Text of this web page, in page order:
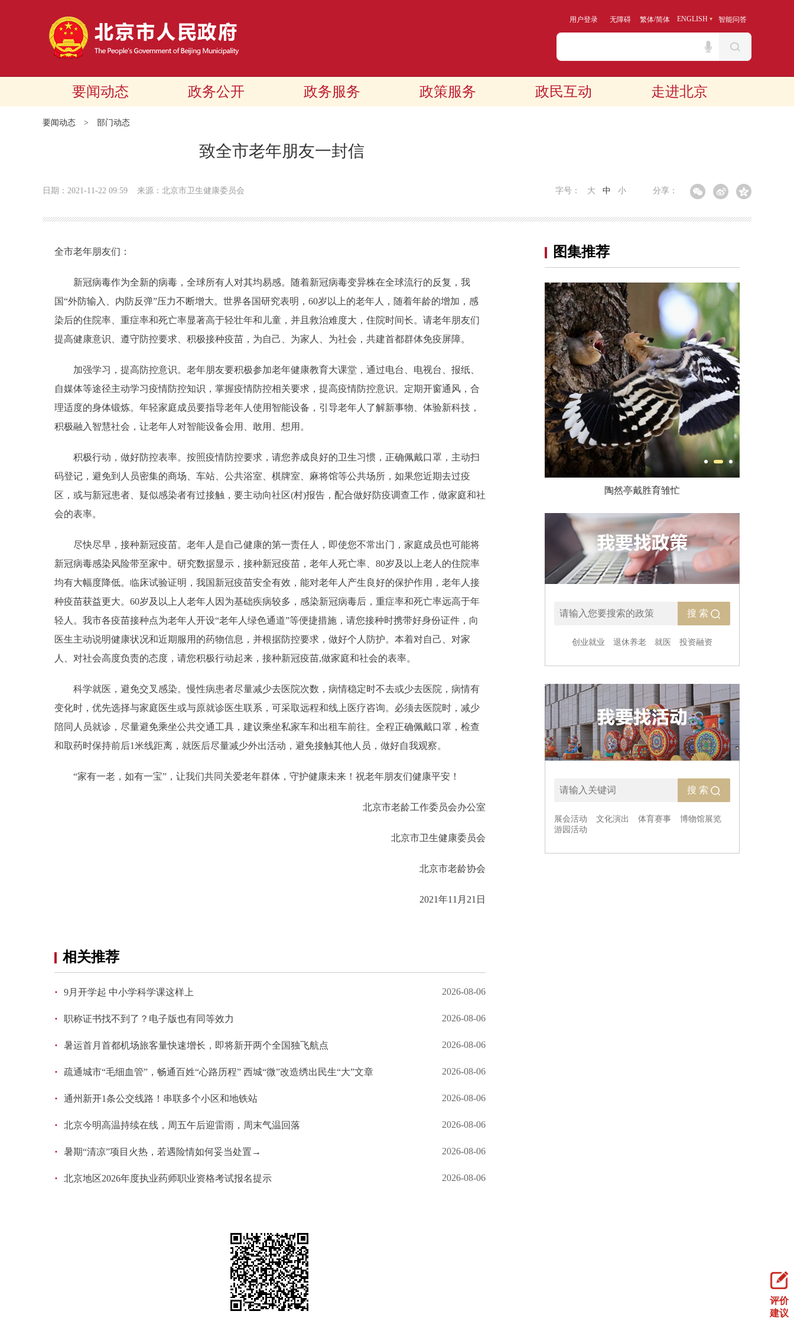
用户登录 无障碍 繁体/简体 ENGLISH 智能问答
要闻动态 政务公开 政务服务 政策服务 政民互动 走进北京
要闻动态 > 部门动态
致全市老年朋友一封信
日期：2021-11-22 09:59 来源：北京市卫生健康委员会 分享：
字号： 大 中 小
全市老年朋友们：
新冠病毒作为全新的病毒，全球所有人对其均易感。随着新冠病毒变异株在全球流行的反复，我
国“外防输入、内防反弹”压力不断增大。世界各国研究表明，60岁以上的老年人，随着年龄的增加，感
染后的住院率、重症率和死亡率显著高于轻壮年和儿童，并且救治难度大，住院时间长。请老年朋友们
提高健康意识、遵守防控要求、积极接种疫苗，为自己、为家人、为社会，共建首都群体免疫屏障。
加强学习，提高防控意识。老年朋友要积极参加老年健康教育大课堂，通过电台、电视台、报纸、
自媒体等途径主动学习疫情防控知识，掌握疫情防控相关要求，提高疫情防控意识。定期开窗通风，合
理适度的身体锻炼。年轻家庭成员要指导老年人使用智能设备，引导老年人了解新事物、体验新科技，
积极融入智慧社会，让老年人对智能设备会用、敢用、想用。
积极行动，做好防控表率。按照疫情防控要求，请您养成良好的卫生习惯，正确佩戴口罩，主动扫
码登记，避免到人员密集的商场、车站、公共浴室、棋牌室、麻将馆等公共场所，如果您近期去过疫
区，或与新冠患者、疑似感染者有过接触，要主动向社区(村)报告，配合做好防疫调查工作，做家庭和社
会的表率。
尽快尽早，接种新冠疫苗。老年人是自己健康的第一责任人，即使您不常出门，家庭成员也可能将
新冠病毒感染风险带至家中。研究数据显示，接种新冠疫苗，老年人死亡率、80岁及以上老人的住院率
均有大幅度降低。临床试验证明，我国新冠疫苗安全有效，能对老年人产生良好的保护作用，老年人接
种疫苗获益更大。60岁及以上人老年人因为基础疾病较多，感染新冠病毒后，重症率和死亡率远高于年
轻人。我市各疫苗接种点为老年人开设“老年人绿色通道”等便捷措施，请您接种时携带好身份证件，向
医生主动说明健康状况和近期服用的药物信息，并根据防控要求，做好个人防护。本着对自己、对家
人、对社会高度负责的态度，请您积极行动起来，接种新冠疫苗,做家庭和社会的表率。
科学就医，避免交叉感染。慢性病患者尽量减少去医院次数，病情稳定时不去或少去医院，病情有
变化时，优先选择与家庭医生或与原就诊医生联系，可采取远程和线上医疗咨询。必须去医院时，减少
陪同人员就诊，尽量避免乘坐公共交通工具，建议乘坐私家车和出租车前往。全程正确佩戴口罩，检查
和取药时保持前后1米线距离，就医后尽量减少外出活动，避免接触其他人员，做好自我观察。
“家有一老，如有一宝”，让我们共同关爱老年群体，守护健康未来！祝老年朋友们健康平安！
北京市老龄工作委员会办公室
北京市卫生健康委员会
北京市老龄协会
2021年11月21日
相关推荐
· 9月开学起 中小学科学课这样上 2026-08-06
· 职称证书找不到了？电子版也有同等效力 2026-08-06
· 暑运首月首都机场旅客量快速增长，即将新开两个全国独飞航点 2026-08-06
· 疏通城市“毛细血管”，畅通百姓“心路历程” 西城“微”改造绣出民生“大”文章 2026-08-06
· 通州新开1条公交线路！串联多个小区和地铁站 2026-08-06
· 北京今明高温持续在线，周五午后迎雷雨，周末气温回落 2026-08-06
· 暑期“清凉”项目火热，若遇险情如何妥当处置→ 2026-08-06
· 北京地区2026年度执业药师职业资格考试报名提示 2026-08-06
图集推荐
评价
建议